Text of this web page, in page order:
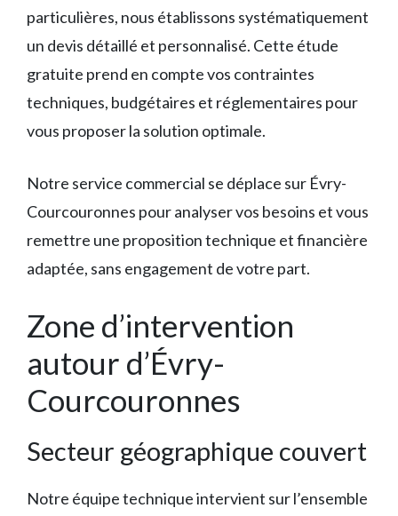
particulières, nous établissons systématiquement
un devis détaillé et personnalisé. Cette étude
gratuite prend en compte vos contraintes
techniques, budgétaires et réglementaires pour
vous proposer la solution optimale.
Notre service commercial se déplace sur Évry-
Courcouronnes pour analyser vos besoins et vous
remettre une proposition technique et financière
adaptée, sans engagement de votre part.
Zone d’intervention
autour d’Évry-
Courcouronnes
Secteur géographique couvert
Notre équipe technique intervient sur l’ensemble